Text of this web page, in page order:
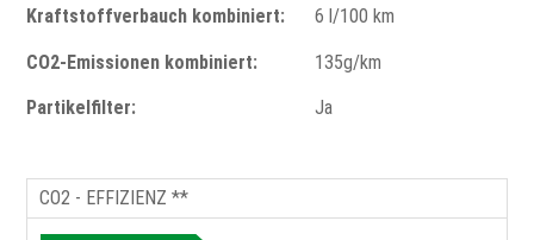
Kraftstoffverbauch kombiniert: 6 l/100 km
CO2-Emissionen kombiniert: 135g/km
Partikelfilter: Ja
CO2 - EFFIZIENZ **